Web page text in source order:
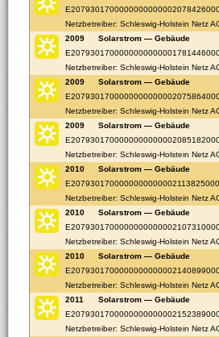
Netzbetreiber: Schleswig-Holstein Netz
2009
Solarstrom — Gebäude
Netzbetreiber: Schleswig-Holstein Netz
2009
Solarstrom — Gebäude
Netzbetreiber: Schleswig-Holstein Netz
2009
Solarstrom — Gebäude
Netzbetreiber: Schleswig-Holstein Netz
2010
Solarstrom — Gebäude
Netzbetreiber: Schleswig-Holstein Netz
2010
Solarstrom — Gebäude
Netzbetreiber: Schleswig-Holstein Netz
2010
Solarstrom — Gebäude
Netzbetreiber: Schleswig-Holstein Netz
2011
Solarstrom — Gebäude
Netzbetreiber: Schleswig-Holstein Netz